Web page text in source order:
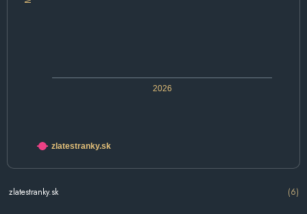
2026
zlatestranky.sk
zlatestranky.sk (6)